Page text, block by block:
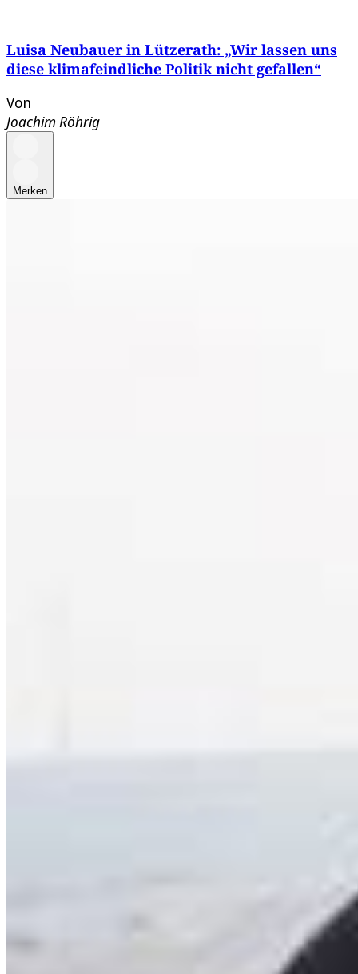
Luisa Neubauer in Lützerath: „Wir lassen uns
diese klimafeindliche Politik nicht gefallen“
Von
Joachim Röhrig
Merken